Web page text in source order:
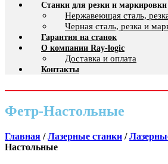
Станки для резки и маркировки
Нержавеющая сталь,
Черная сталь, резка и
Гарантия на станок
О компании Ray-logic
Доставка и оплата
Контакты
Фетр-Настольные
Главная /Лазерные станки /
Настольные